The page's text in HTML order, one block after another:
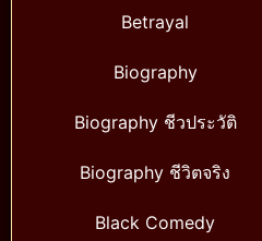
Betrayal
Biography
Biography ชีวประวัติ
Biography ชีวิตจริง
Black Comedy